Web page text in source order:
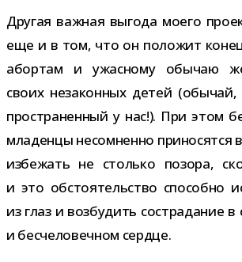
Другая важ­ная выгода моего
еще и в том, что он поло­жит
абор­там и ужас­ному обы­чаю
своих неза­кон­ных детей
про­стра­нен­ный у нас!). При этом
мла­денцы несо­мненно при­но­сятся
избе­жать не столько позора,
и это обсто­я­тель­ство спо­собно
из глаз и воз­бу­дить состра­да­ние
и бес­че­ло­веч­ном сердце.